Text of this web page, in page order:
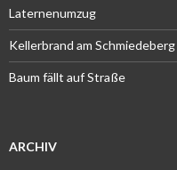
Laternenumzug
Kellerbrand am Schmiedeberg
Baum fällt auf Straße
ARCHIV